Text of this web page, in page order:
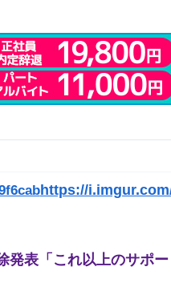
https://
表「これ以上のサポー